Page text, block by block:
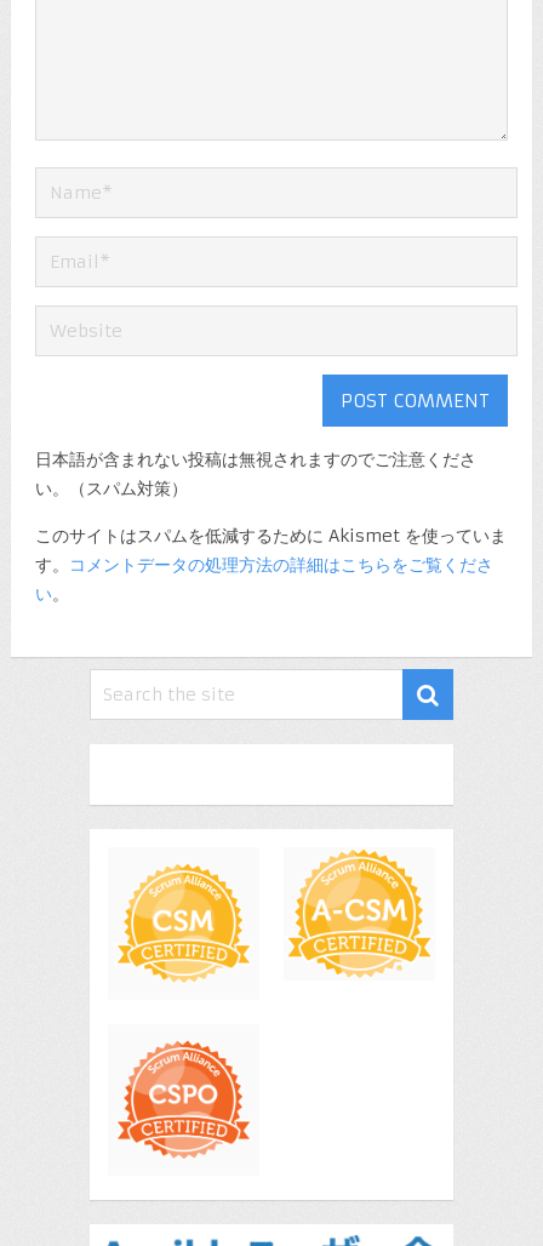
日本語が含まれない投稿は無視されますのでご注意くださ
い。（スパム対策）
このサイトはスパムを低減するために Akismet を使っていま
す。
コメントデータの処理方法の詳細はこちらをご覧くださ
い。